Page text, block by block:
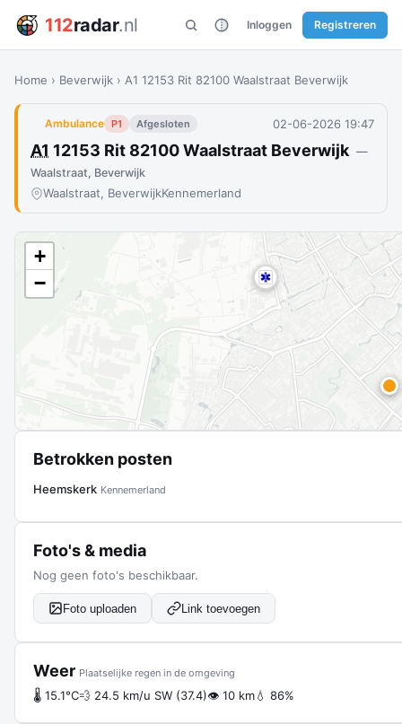
112radar.nl Inloggen Registreren
Home › Beverwijk › A1 12153 Rit 82100 Waalstraat Beverwijk
Ambulance P1 Afgesloten 02-06-2026 19:47
A1 12153 Rit 82100 Waalstraat Beverwijk —
Waalstraat, Beverwijk
Waalstraat, BeverwijkKennemerland
+
−
Betrokken posten
Heemskerk Kennemerland
Foto's & media
Nog geen foto's beschikbaar.
Foto uploaden Link toevoegen
Weer Plaatselijke regen in de omgeving
🌡 15.1°C💨 24.5 km/u SW (37.4)👁 10 km💧 86%